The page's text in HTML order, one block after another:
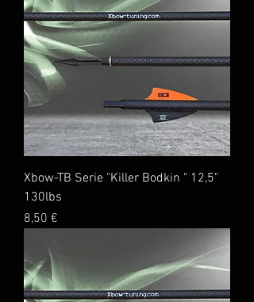
Xbow-TB Serie "Killer Bodkin " 12,5"
130lbs
Preis
8,50 €